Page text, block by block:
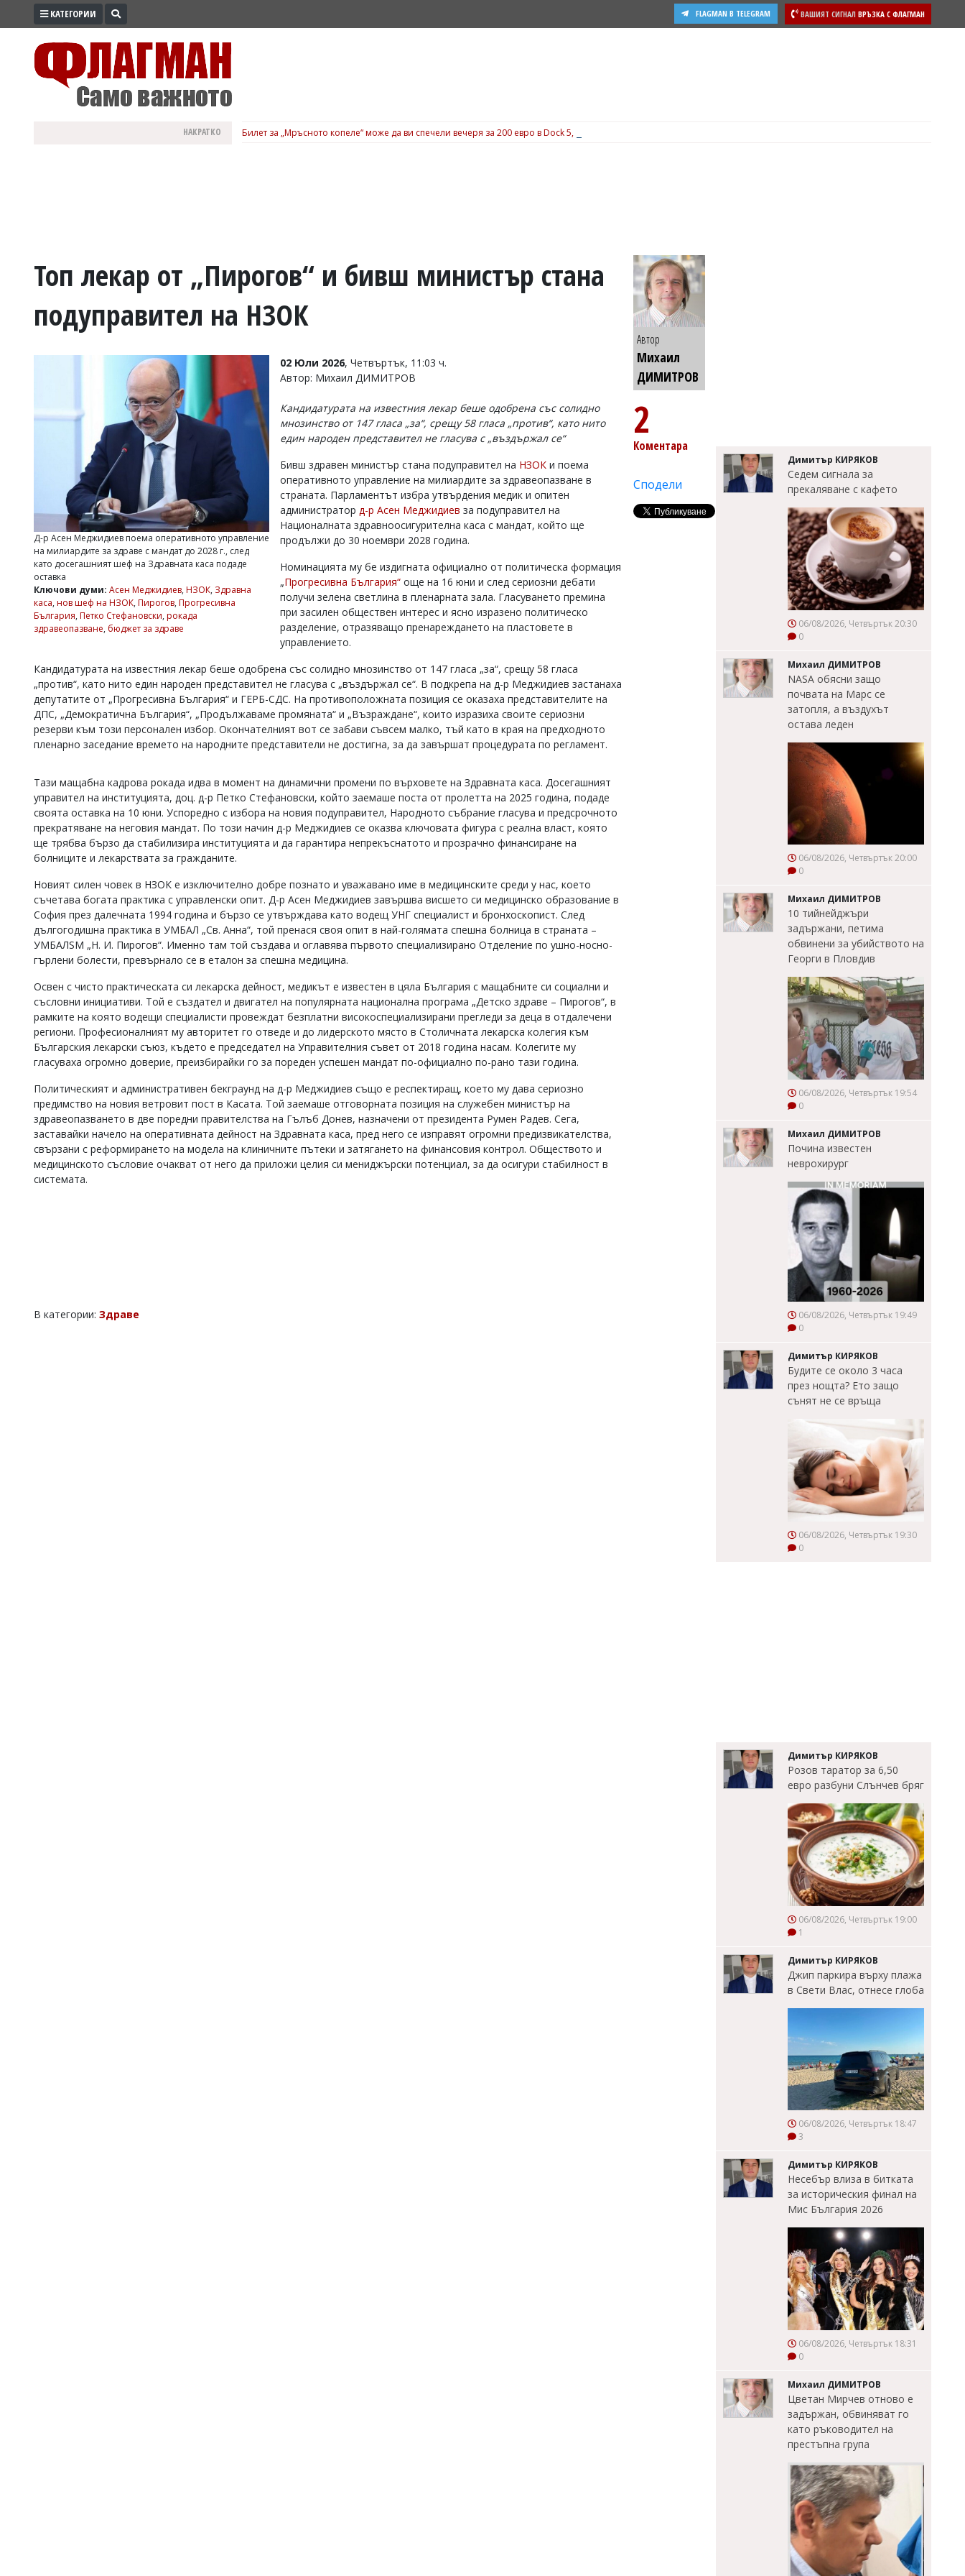
ПРОМО
ВОЙНАТА
УКРАЙНА
v.vasilev@flagman.bg
Касабова,
k.kassabova@flagman.bg
Главен
редактор:
Колев,
office@flagman.bg
статиите
въвеждат
читателите
отговорност
откриете
коментар,
сигнализирайте
КАТЕГОРИИ ВАШИЯТ СИГНАЛ ВРЪЗКА С ФЛАГМАН
FLAGMAN В TELEGRAM
НАКРАТКО Билет за „Мръсното копеле“ може да ви спечели вечеря за 200 евро в Dock 5, вижте подробности
Топ лекар от „Пирогов“ и бивш министър стана
подуправител на НЗОК
Д-р Асен Меджидиев поема оперативното управление
на милиардите за здраве с мандат до 2028 г., след
като досегашният шеф на Здравната каса подаде
оставка
Ключови думи: Асен Меджидиев, НЗОК, Здравна
каса, нов шеф на НЗОК, Пирогов, Прогресивна
България, Петко Стефановски, рокада
здравеопазване, бюджет за здраве
02 Юли 2026, Четвъртък, 11:03 ч.
Автор: Михаил ДИМИТРОВ
Кандидатурата на известния лекар беше одобрена със солидно
мнозинство от 147 гласа „за“, срещу 58 гласа „против“, като нито
един народен представител не гласува с „въздържал се“
Бивш здравен министър стана подуправител на НЗОК и поема
оперативното управление на милиардите за здравеопазване в
страната. Парламентът избра утвърдения медик и опитен
администратор д-р Асен Меджидиев за подуправител на
Националната здравноосигурителна каса с мандат, който ще
продължи до 30 ноември 2028 година.
Номинацията му бе издигната официално от политическа формация
„Прогресивна България“ още на 16 юни и след сериозни дебати
получи зелена светлина в пленарната зала. Гласуването премина
при засилен обществен интерес и ясно изразено политическо
разделение, отразяващо пренареждането на пластовете в
управлението.
Кандидатурата на известния лекар беше одобрена със солидно мнозинство от 147 гласа „за“, срещу 58 гласа
„против“, като нито един народен представител не гласува с „въздържал се“. В подкрепа на д-р Меджидиев застанаха
депутатите от „Прогресивна България“ и ГЕРБ-СДС. На противоположната позиция се оказаха представителите на
ДПС, „Демократична България“, „Продължаваме промяната“ и „Възраждане“, които изразиха своите сериозни
резерви към този персонален избор. Окончателният вот се забави съвсем малко, тъй като в края на предходното
пленарно заседание времето на народните представители не достигна, за да завършат процедурата по регламент.
Тази мащабна кадрова рокада идва в момент на динамични промени по върховете на Здравната каса. Досегашният
управител на институцията, доц. д-р Петко Стефановски, който заемаше поста от пролетта на 2025 година, подаде
своята оставка на 10 юни. Успоредно с избора на новия подуправител, Народното събрание гласува и предсрочното
прекратяване на неговия мандат. По този начин д-р Меджидиев се оказва ключовата фигура с реална власт, която
ще трябва бързо да стабилизира институцията и да гарантира непрекъснатото и прозрачно финансиране на
болниците и лекарствата за гражданите.
Новият силен човек в НЗОК е изключително добре познато и уважавано име в медицинските среди у нас, което
съчетава богата практика с управленски опит. Д-р Асен Меджидиев завършва висшето си медицинско образование в
София през далечната 1994 година и бързо се утвърждава като водещ УНГ специалист и бронхоскопист. След
дългогодишна практика в УМБАЛ „Св. Анна“, той пренася своя опит в най-голямата спешна болница в страната –
УМБАЛSМ „Н. И. Пирогов“. Именно там той създава и оглавява първото специализирано Отделение по ушно-носно-
гърлени болести, превърнало се в еталон за спешна медицина.
Освен с чисто практическата си лекарска дейност, медикът е известен в цяла България с мащабните си социални и
съсловни инициативи. Той е създател и двигател на популярната национална програма „Детско здраве – Пирогов“, в
рамките на която водещи специалисти провеждат безплатни високоспециализирани прегледи за деца в отдалечени
региони. Професионалният му авторитет го отведе и до лидерското място в Столичната лекарска колегия към
Българския лекарски съюз, където е председател на Управителния съвет от 2018 година насам. Колегите му
гласуваха огромно доверие, преизбирайки го за пореден успешен мандат по-официално по-рано тази година.
Политическият и административен бекграунд на д-р Меджидиев също е респектиращ, което му дава сериозно
предимство на новия ветровит пост в Касата. Той заемаше отговорната позиция на служебен министър на
здравеопазването в две поредни правителства на Гълъб Донев, назначени от президента Румен Радев. Сега,
заставайки начело на оперативната дейност на Здравната каса, пред него се изправят огромни предизвикателства,
свързани с реформирането на модела на клиничните пътеки и затягането на финансовия контрол. Обществото и
медицинското съсловие очакват от него да приложи целия си мениджърски потенциал, за да осигури стабилност в
системата.
В категории: Здраве
Автор
Михаил
ДИМИТРОВ
2
Коментара
Сподели
Димитър КИРЯКОВ
Седем сигнала за
прекаляване с кафето
06/08/2026, Четвъртък 20:30
0
Михаил ДИМИТРОВ
NASA обясни защо
почвата на Марс се
затопля, а въздухът
остава леден
06/08/2026, Четвъртък 20:00
0
Михаил ДИМИТРОВ
10 тийнейджъри
задържани, петима
обвинени за убийството на
Георги в Пловдив
06/08/2026, Четвъртък 19:54
0
Михаил ДИМИТРОВ
Почина известен
неврохирург
06/08/2026, Четвъртък 19:49
0
Димитър КИРЯКОВ
Будите се около 3 часа
през нощта? Ето защо
сънят не се връща
06/08/2026, Четвъртък 19:30
0
Димитър КИРЯКОВ
Розов таратор за 6,50
евро разбуни Слънчев бряг
06/08/2026, Четвъртък 19:00
1
Димитър КИРЯКОВ
Джип паркира върху плажа
в Свети Влас, отнесе глоба
06/08/2026, Четвъртък 18:47
3
Димитър КИРЯКОВ
Несебър влиза в битката
за историческия финал на
Мис България 2026
06/08/2026, Четвъртък 18:31
0
Михаил ДИМИТРОВ
Цветан Мирчев отново е
задържан, обвиняват го
като ръководител на
престъпна група